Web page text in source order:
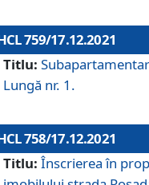
759/17.12.2021
Titlu:
Lungă nr. 1.
758/17.12.2021
Titlu: Înscrierea în